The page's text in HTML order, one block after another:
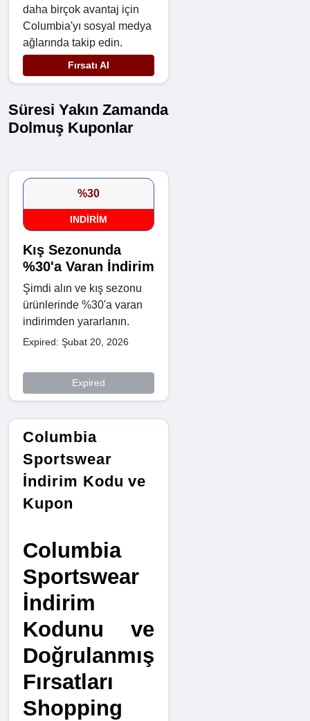
daha birçok avantaj için
Columbia'yı sosyal medya
ağlarında takip edin.
Fırsatı Al
Süresi Yakın Zamanda
Dolmuş Kuponlar
%30
INDIRIM
Kış Sezonunda
%30'a Varan İndirim
Şimdi alın ve kış sezonu
ürünlerinde %30'a varan
indirimden yararlanın.
Expired: Şubat 20, 2026
Expired
Columbia
Sportswear
İndirim Kodu ve
Kupon
Columbia
Sportswear
İndirim
Kodunu ve
Doğrulanmış
Fırsatları
Shopping